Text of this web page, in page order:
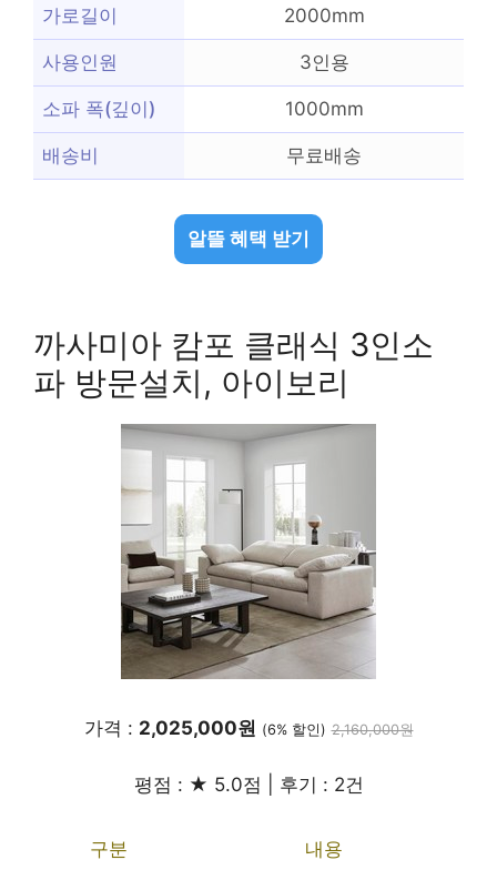
가로길이 2000mm
사용인원 3인용
소파 폭(깊이) 1000mm
배송비 무료배송
알뜰 혜택 받기
까사미아 캄포 클래식 3인소
파 방문설치, 아이보리
가격 : 2,025,000원 (6% 할인) 2,160,000원
평점 : ★ 5.0점 | 후기 : 2건
구분 내용